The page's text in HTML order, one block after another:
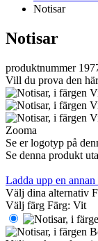
Notisar
Notisar
produktnummer
Vill du prova den
Zooma
Se er logotyp på
Se denna produkt
Ladda upp en
Välj dina alternativ
Välj färg Färg: Vit